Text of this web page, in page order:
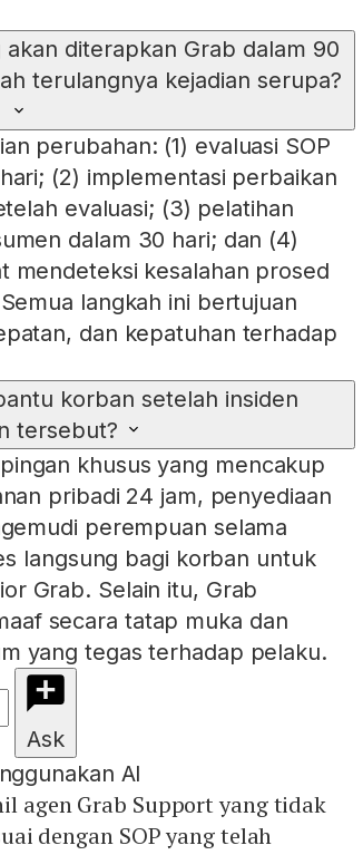
akan diterapkan Grab dalam 90
terulangnya kejadian serupa?
perubahan: (1) evaluasi SOP
(2) implementasi perbaikan
evaluasi; (3) pelatihan
dalam 30 hari; dan (4)
mendeteksi kesalahan prosed
langkah ini bertujuan
dan kepatuhan terhadap
korban setelah insiden
tersebut?
khusus yang mencakup
pribadi 24 jam, penyediaan
perempuan selama
langsung bagi korban untuk
Grab. Selain itu, Grab
secara tatap muka dan
yang tegas terhadap pelaku.
Ask
AI
agen Grab Support yang tidak
dengan SOP yang telah